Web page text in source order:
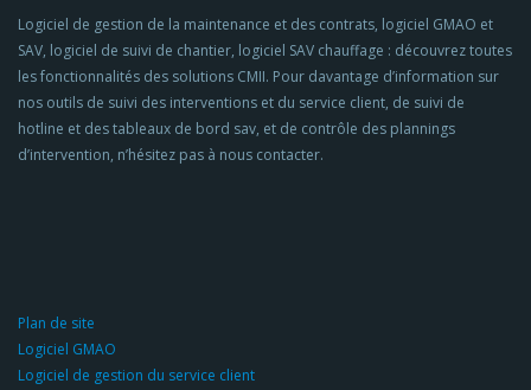
Logiciel de gestion de la maintenance et des contrats, logiciel GMAO et
SAV, logiciel de suivi de chantier, logiciel SAV chauffage : découvrez toutes
les fonctionnalités des solutions CMII. Pour davantage d’information sur
nos outils de suivi des interventions et du service client, de suivi de
hotline et des tableaux de bord sav, et de contrôle des plannings
d’intervention, n’hésitez pas à nous contacter.
Plan de site
Logiciel GMAO
Logiciel de gestion du service client